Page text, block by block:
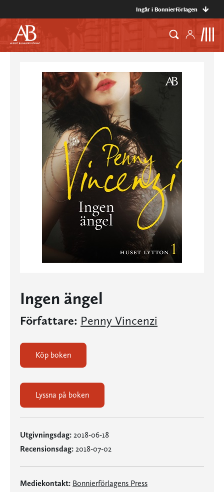
Ingår i Bonnierförlagen
Ingen ängel
Författare: Penny Vincenzi
Köp boken
Lyssna på boken
Utgivningsdag: 2018-06-18
Recensionsdag: 2018-07-02
Mediekontakt: Bonnierförlagens Press